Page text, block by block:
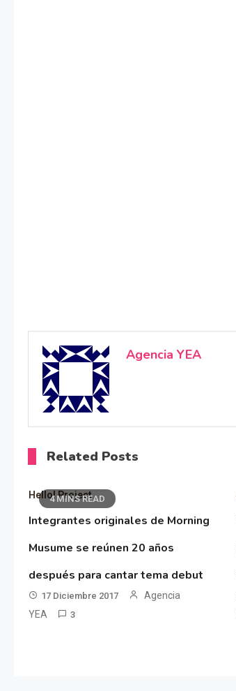
Agencia YEA
Related Posts
4 MINS READ
Hello! Project
Integrantes originales de Morning
Musume se reúnen 20 años
después para cantar tema debut
17 Diciembre 2017
Agencia
YEA
3